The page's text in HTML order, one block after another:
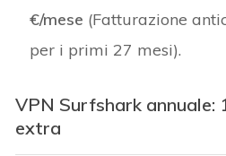
€/mese (Fatturazione
per i primi 27 mesi).
VPN Surfshark annuale:
extra